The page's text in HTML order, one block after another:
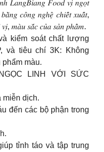
𝐿𝑎𝑛𝑔𝐵𝑖𝑎𝑛𝑔 𝐹𝑜𝑜𝑑 𝑣𝑖̣ 𝑛𝑔𝑜̣𝑡
𝑐𝑜̂𝑛𝑔 𝑛𝑔ℎ𝑒̣̂ 𝑐ℎ𝑖𝑒̂́𝑡 𝑥𝑢𝑎̂́𝑡,
𝑣𝑖̣, 𝑚𝑎̀𝑢 𝑠𝑎̆́𝑐 𝑐𝑢̉𝑎 𝑠𝑎̉𝑛 𝑝ℎ𝑎̂̉𝑚.
kiểm soát chất lượng
và tiêu chí 3K: Không
màu.
LINH VỚI SỨC
dịch.
đến các bộ phận trong
tỉnh táo và tập trung